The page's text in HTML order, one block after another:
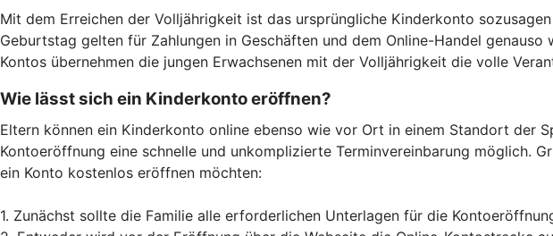
Mit dem Erreichen der Volljährigkeit ist das ursprüngliche Kinderkonto
Geburtstag gelten für Zahlungen in Geschäften und dem Online-Handel
Kontos übernehmen die jungen Erwachsenen mit der Volljährigkeit die volle
Wie lässt sich ein Kinderkonto eröffnen?
Eltern können ein Kinderkonto online ebenso wie vor Ort in einem Standort der
Kontoeröffnung eine schnelle und unkomplizierte Terminvereinbarung möglich.
ein Konto kostenlos eröffnen möchten:
1. Zunächst sollte die Familie alle erforderlichen Unterlagen für die